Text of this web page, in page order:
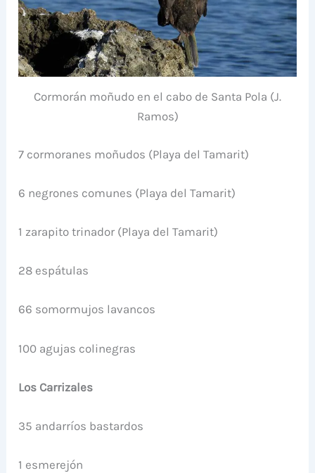
Cormorán moñudo en el cabo de Santa Pola (J.
Ramos)
7 cormoranes moñudos (Playa del Tamarit)
6 negrones comunes (Playa del Tamarit)
1 zarapito trinador (Playa del Tamarit)
28 espátulas
66 somormujos lavancos
100 agujas colinegras
Los Carrizales
35 andarríos bastardos
1 esmerejón